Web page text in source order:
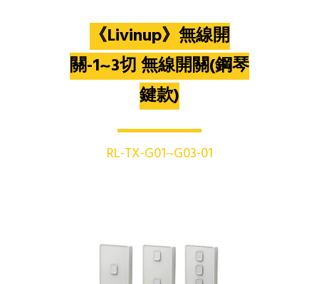
《Livinup》無線開
關-1~3切 無線開關(鋼琴
鍵款)
RL-TX-G01~G03-01